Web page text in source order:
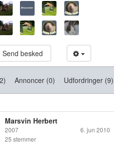
Send besked
Annoncer (0) Udfordringer (9)
Marsvin Herbert
2007
6. jun 2010
25 stemmer